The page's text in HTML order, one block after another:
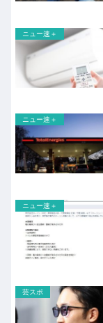
ニュー速＋
ニュー速＋
ニュー速＋
芸スポ